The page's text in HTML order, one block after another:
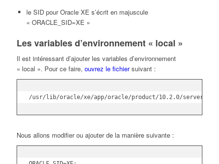
le SID pour Oracle XE s’écrit en majuscule
« ORACLE_SID=XE »
Les variables d’environnement « local »
Il est intéressant d’ajouter les variables d’environnement
« local ». Pour ce faire, ouvrez le fichiersuivant :
/usr/lib/oracle/xe/app/oracle/product/10.2.0/server/bin/
Nous allons modifier ou ajouter de la manière suivante :